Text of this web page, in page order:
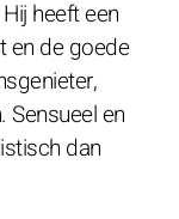
heeft een
en de goede
Sensueel en
dan